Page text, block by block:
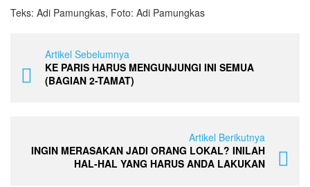
Teks: Adi Pamungkas, Foto: Adi Pamungkas
Artikel Sebelumnya
KE PARIS HARUS MENGUNJUNGI INI SEMUA
(BAGIAN 2-TAMAT)
Artikel Berikutnya
INGIN MERASAKAN JADI ORANG LOKAL? INILAH
HAL-HAL YANG HARUS ANDA LAKUKAN